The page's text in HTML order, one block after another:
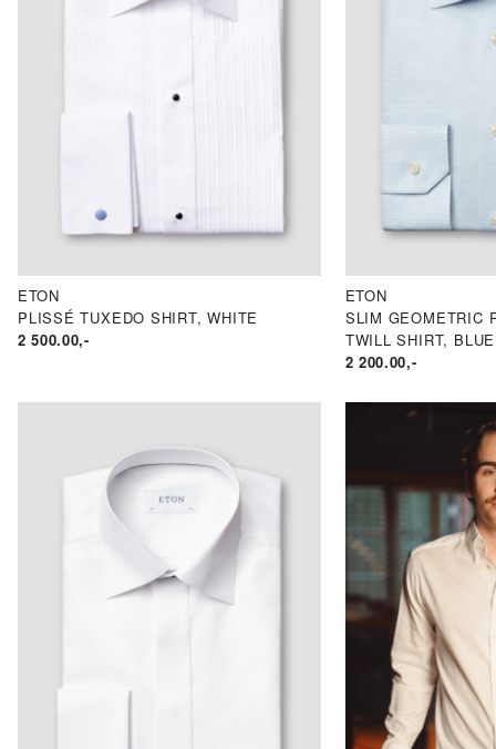
ETON
PLISSÉ TUXEDO SHIRT, WHITE
2 500.00,-
ETON
SLIM GEOMETRIC
TWILL SHIRT, BLUE
2 200.00,-